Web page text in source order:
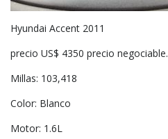
Hyundai Accent 2011
precio US$ 4350 precio negociable.
Millas: 103,418
Color: Blanco
Motor: 1.6L